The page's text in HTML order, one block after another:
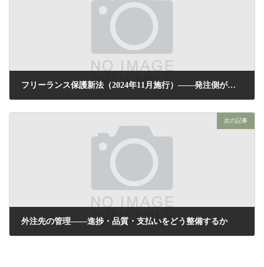
フリーランス保護新法（2024年11月施行）——発注側が守るべきこと
次の記事
外注先の管理——進捗・品質・支払いをどう整備するか